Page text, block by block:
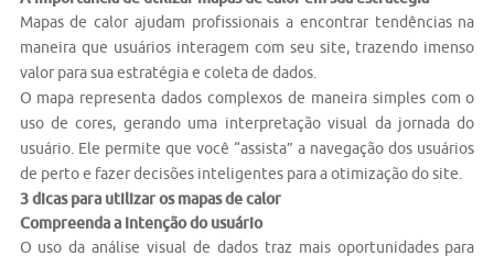
Mapas de calor ajudam profissionais a encontrar tendências na
maneira que usuários interagem com seu site, trazendo imenso
valor para sua estratégia e coleta de dados.
O mapa representa dados complexos de maneira simples com o
uso de cores, gerando uma interpretação visual da jornada do
usuário. Ele permite que você “assista” a navegação dos usuários
de perto e fazer decisões inteligentes para a otimização do site.
3 dicas para utilizar os mapas de calor
Compreenda a intenção do usuário
O uso da análise visual de dados traz mais oportunidades para